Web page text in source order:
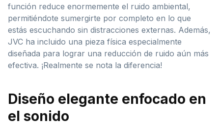
función reduce enormemente el ruido ambiental,
permitiéndote sumergirte por completo en lo que
estás escuchando sin distracciones externas. Además,
JVC ha incluido una pieza física especialmente
diseñada para lograr una reducción de ruido aún más
efectiva. ¡Realmente se nota la diferencia!
Diseño elegante enfocado en
el sonido